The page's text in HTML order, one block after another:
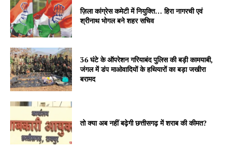
ज़िला कांग्रेस कमेटी में नियुक्ति… हिरा नागरची एवं
श्रीनाथ भोगल बने शहर सचिव
36 घंटे के ऑपरेशन गरियाबंद पुलिस की बड़ी कामयाबी,
जंगल में डंप माओवादियों के हथियारों का बड़ा जखीरा
बरामद
तो क्या अब नहीं बढ़ेगी छत्तीसगढ़ में शराब की कीमत?